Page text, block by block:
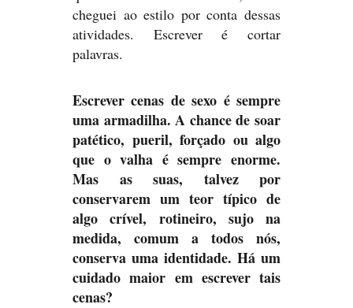
cheguei ao estilo por conta dessas
atividades. Escrever é cortar
palavras.
Escrever cenas de sexo é sempre
uma armadilha. A chance de soar
patético, pueril, forçado ou algo
que o valha é sempre enorme.
Mas as suas, talvez por
conservarem um teor típico de
algo crível, rotineiro, sujo na
medida, comum a todos nós,
conserva uma identidade. Há um
cuidado maior em escrever tais
cenas?